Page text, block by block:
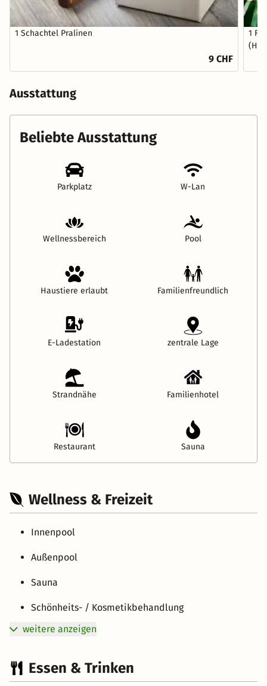
1 Schachtel Pralinen
9 CHF
1
Ausstattung
Beliebte Ausstattung
Parkplatz W-Lan
Wellnessbereich Pool
Haustiere erlaubt Familienfreundlich
E-Ladestation zentrale Lage
Strandnähe Familienhotel
Restaurant Sauna
Wellness & Freizeit
Innenpool
Außenpool
Sauna
Schönheits- / Kosmetikbehandlung
weitere anzeigen
Essen & Trinken